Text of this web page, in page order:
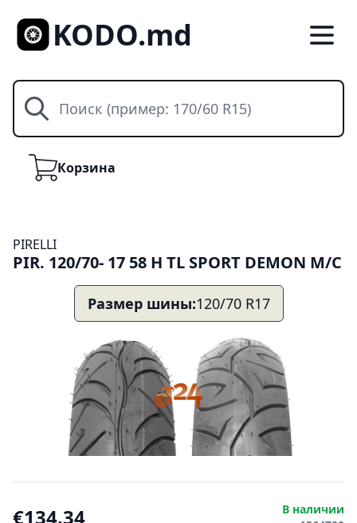
KODO.md
Поиск
КорзинаКорзина
PIRELLI
PIR. 120/70- 17 58 H TL SPORT DEMON M/C
Размер шины:120/70 R17
€134.34
В наличии